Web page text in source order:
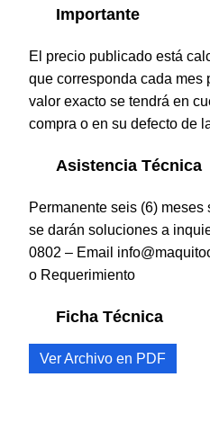
Importante
El precio publicado está
que corresponda cada mes
valor exacto se tendrá en
compra o en su defecto de
Asistencia Técnica
Permanente seis (6)
se darán soluciones a
0802 – Email
o Requerimiento
Ficha Técnica
Ver Archivo en PDF